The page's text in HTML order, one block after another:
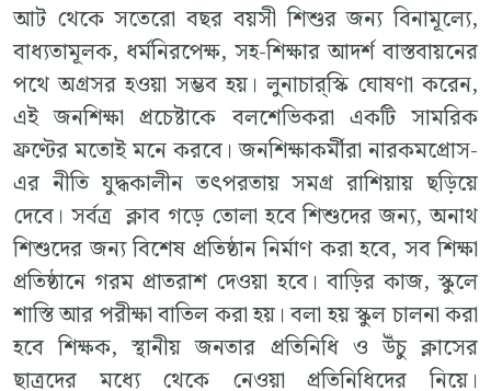
আট থেকে সতেরো বছর বয়সী শিশুর জন্য বিনামূল্যে,
বাধ্যতামূলক, ধর্মনিরপেক্ষ, সহ-শিক্ষার আদর্শ বাস্তবায়নের
পথে অগ্রসর হওয়া সম্ভব হয়। লুনাচার্‌স্কি ঘোষণা করেন,
এই জনশিক্ষা প্রচেষ্টাকে বলশেভিকরা একটি সামরিক
ফ্রণ্টের মতোই মনে করবে। জনশিক্ষাকর্মীরা নারকমপ্রোস-
এর নীতি যুদ্ধকালীন তৎপরতায় সমগ্র রাশিয়ায় ছড়িয়ে
দেবে। সর্বত্র ক্লাব গড়ে তোলা হবে শিশুদের জন্য, অনাথ
শিশুদের জন্য বিশেষ প্রতিষ্ঠান নির্মাণ করা হবে, সব শিক্ষা
প্রতিষ্ঠানে গরম প্রাতরাশ দেওয়া হবে। বাড়ির কাজ, স্কুলে
শাস্তি আর পরীক্ষা বাতিল করা হয়। বলা হয় স্কুল চালনা করা
হবে শিক্ষক, স্থানীয় জনতার প্রতিনিধি ও উঁচু ক্লাসের
ছাত্রদের মধ্যে থেকে নেওয়া প্রতিনিধিদের নিয়ে।